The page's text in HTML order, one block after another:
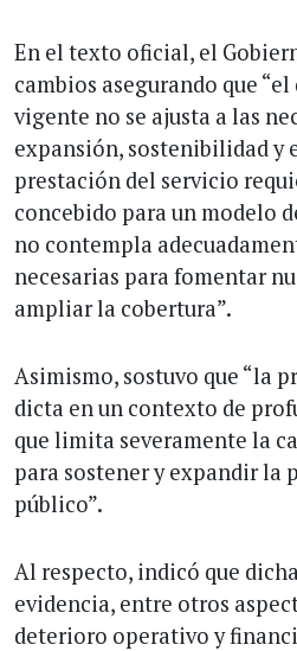
En el texto oficial, el
cambios asegurando que
vigente no se ajusta a las
expansión, sostenibilidad y
prestación del servicio
concebido para un modelo
no contempla
necesarias para fomentar
ampliar la cobertura”.
Asimismo, sostuvo que “la
dicta en un contexto de
que limita severamente la
para sostener y expandir la
público”.
Al respecto, indicó que
evidencia, entre otros
deterioro operativo y